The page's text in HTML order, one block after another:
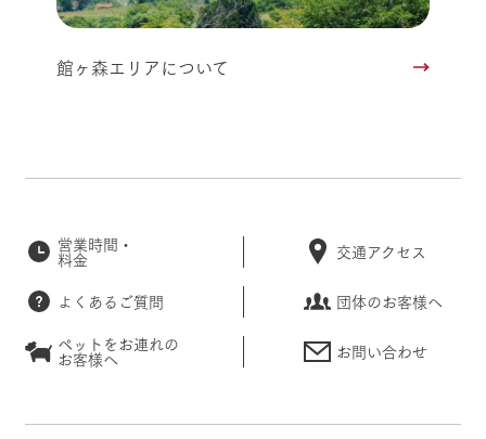
館ヶ森エリアについて
営業時間・
料金 交通アクセス
よくあるご質問
団体のお客様へ
ペットをお連れの
お客様へ お問い合わせ